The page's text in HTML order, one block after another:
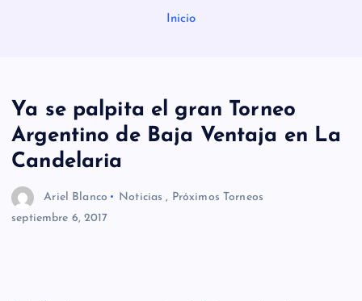
Inicio
Ya se palpita el gran Torneo
Argentino de Baja Ventaja en La
Candelaria
Ariel Blanco Noticias , Próximos Torneos
septiembre 6, 2017